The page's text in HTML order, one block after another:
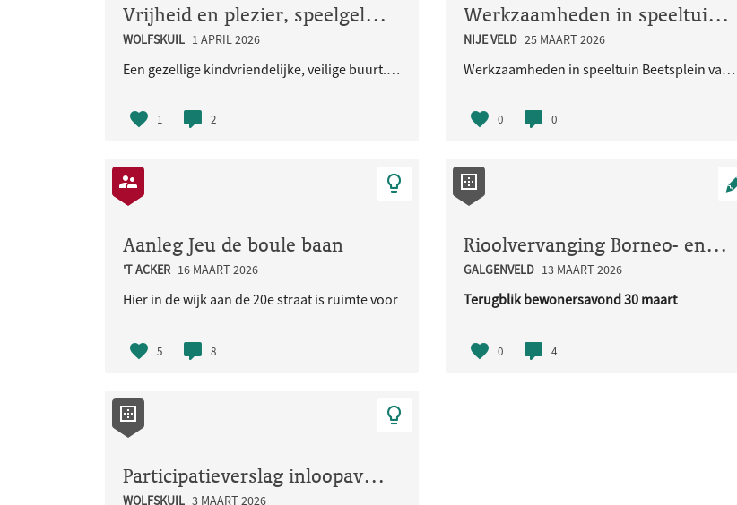
Vrijheid en plezier, speelgelegenheid voor de kinderen en iedereen
WOLFSKUIL 1 APRIL 2026
Een gezellige kindvriendelijke, veilige buurt. Met veel groen en natuurlijke speelaangelegenheden...
1 2
Aanleg Jeu de boule baan
'T ACKER 16 MAART 2026
Hier in de wijk aan de 20e straat is ruimte voor een jeu de boulesbaan, dit zou een mooie plek ..
5 8
Participatieverslag inloopavond Westerkwartier 29 januari 2026
WOLFSKUIL 3 MAART 2026
Werkzaamheden in speeltuin Beetsplein vanaf 30 maart 2026
NIJE VELD 25 MAART 2026
Werkzaamheden in speeltuin Beetsplein vanaf 30 maart 2026
0 0
Rioolvervanging Borneo- en Madoerastraat
GALGENVELD 13 MAART 2026
Terugblik bewonersavond 30 maart
0 4